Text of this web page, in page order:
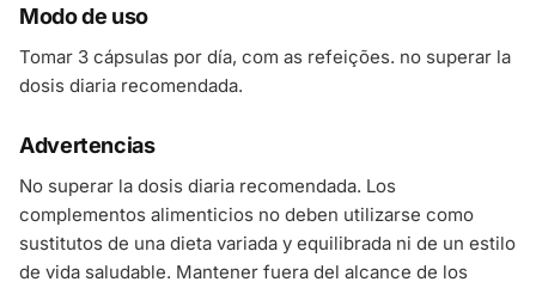
Modo de uso
Tomar 3 cápsulas por día, com as refeições. no superar la
dosis diaria recomendada.
Advertencias
No superar la dosis diaria recomendada. Los
complementos alimenticios no deben utilizarse como
sustitutos de una dieta variada y equilibrada ni de un estilo
de vida saludable. Mantener fuera del alcance de los